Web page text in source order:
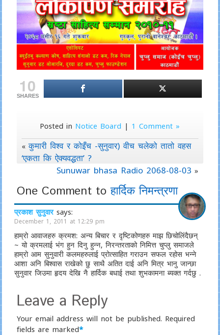
10
SHARES
Posted in Notice Board | 1 Comment »
«कुमारी विश्व र कोइँच -सुनुवार) वीच चलेको तातो वहस
‘एकता कि ऐक्यवद्धता’ ?
Sunuwar bhasa Radio 2068-08-03 »
One Comment toहार्दिक निमन्त्रणा
प्रकाश सुनुवार says:
December 1, 2011 at 12:29 pm
हाम्रो आवाजहरु क्रमश: अन्य बिचार र दृष्टिकोणहरु माझ छिचोलिंदैछन्
~ यो क्रमलाई भंग हुन दिनु हुन्न, निरन्तरताको निमित्त चुप्लु समाजले
हाम्रो आम सुनुवारी कलमहरुलाई प्रोत्साहित गराउन सफल रहोस भन्ने
आशा अनि बिश्वास राखेको छु साथै अतित दाई अनि मित्र भानु जान्छा
सुनुवार जिउमा हृदय देखि नै हार्दिक बधाई तथा शुभकामना ब्यक्त गर्दछु .
Leave a Reply
Your email address will not be published. Required
fields are marked*